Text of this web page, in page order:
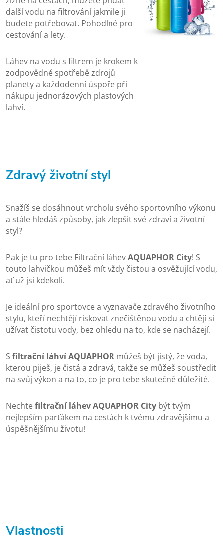
další vodu na filtrování jakmile ji
budete potřebovat. Pohodlné pro
cestování a lety.
Láhev na vodu s filtrem je krokem k
zodpovědné spotřebě zdrojů
planety a každodenní úspoře při
nákupu jednorázových plastových
lahví.
Zdravý životní styl
Snažíš se dosáhnout vrcholu svého sportovního výkonu
a stále hledáš způsoby, jak zlepšit své zdraví a životní
styl?
Pak je tu pro tebe Filtrační láhevAQUAPHOR City! S
touto lahvičkou můžeš mít vždy čistou a osvěžující vodu,
ať už jsi kdekoli.
Je ideální pro sportovce a vyznavače zdravého životního
stylu, kteří nechtějí riskovat znečištěnou vodu a chtějí si
užívat čistotu vody, bez ohledu na to, kde se nacházejí.
S filtrační láhví AQUAPHOR můžeš být jistý, že voda,
kterou piješ, je čistá a zdravá, takže se můžeš soustředit
na svůj výkon a na to, co je pro tebe skutečně důležité.
Nechtefiltrační láhev AQUAPHOR City být tvým
nejlepším parťákem na cestách k tvému zdravějšímu a
úspěšnějšímu životu!
Vlastnosti